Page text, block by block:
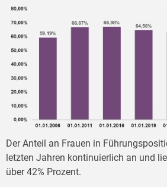
Der Anteil an Frauen in
letzten Jahren kontinuierlich an und
über 42% Prozent.